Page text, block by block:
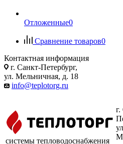
Отложенные0
Сравнение товаров0
Контактная информация
г. Санкт-Петербург,
ул. Мельничная, д. 18
info@teplotorg.ru
системы тепловодоснабжения